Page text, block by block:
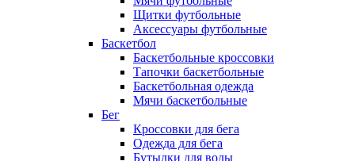
Щитки футбольные
Аксессуары футбольные
Баскетбол
Баскетбольные кроссовки
Тапочки баскетбольные
Баскетбольная одежда
Мячи баскетбольные
Бег
Кроссовки для бега
Одежда для бега
Бутылки для воды